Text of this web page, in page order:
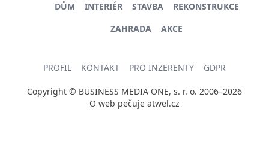
DŮM INTERIÉR STAVBA
REKONSTRUKCE
ZAHRADA
AKCE
PROFIL KONTAKT PRO INZERENTY GDPR
Copyright © BUSINESS MEDIA ONE, s. r. o. 2006–2026